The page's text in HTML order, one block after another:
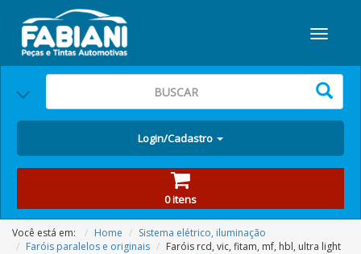
Login/Cadastro
0 itens
Você está em: Home
Sistema elétrico, iluminação
Faróis paralelos e originais
Faróis rcd, vic, fitam, mf, hbl, ultra light